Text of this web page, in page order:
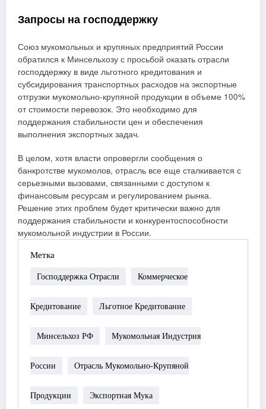
Запросы на господдержку
Союз мукомольных и крупяных предприятий России
обратился к Минсельхозу с просьбой оказать отрасли
господдержку в виде льготного кредитования и
субсидирования транспортных расходов на экспортные
отгрузки мукомольно-крупяной продукции в объеме 100%
от стоимости перевозок. Это необходимо для
поддержания стабильности цен и обеспечения
выполнения экспортных задач.
В целом, хотя власти опровергли сообщения о
банкротстве мукомолов, отрасль все еще сталкивается с
серьезными вызовами, связанными с доступом к
финансовым ресурсам и регулированием рынка.
Решение этих проблем будет критически важно для
поддержания стабильности и конкурентоспособности
мукомольной индустрии в России.
Метка
Господдержка Отрасли Коммерческое
Кредитование Льготное Кредитование
Минсельхоз РФ Мукомольная Индустрия
России Отрасль Мукомольно-Крупяной
Продукции Экспортная Мука